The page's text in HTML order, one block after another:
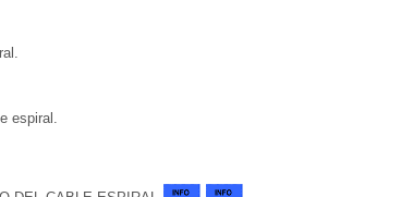
espiral.